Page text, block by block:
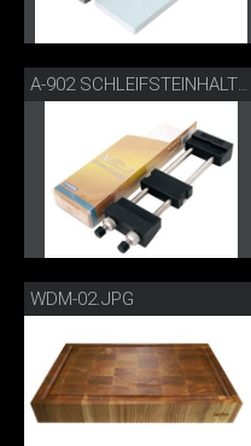
A-902 SCHLEIFSTEINHALTER
WDM-02.JPG